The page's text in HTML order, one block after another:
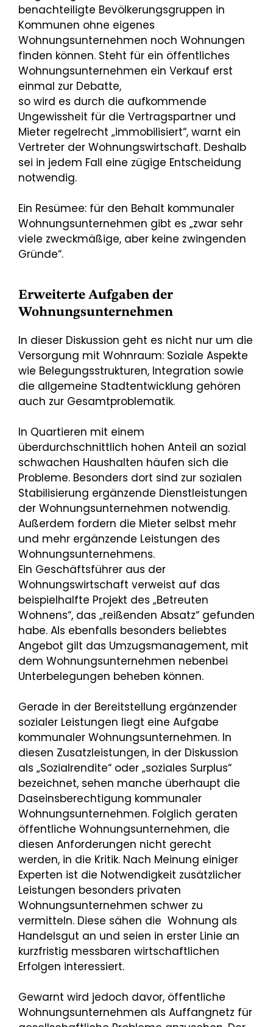
benachteiligte Bevölkerungsgruppen in
Kommunen ohne eigenes
Wohnungsunternehmen noch Wohnungen
finden können. Steht für ein öffentliches
Wohnungsunternehmen ein Verkauf erst
einmal zur Debatte,
so wird es durch die aufkommende
Ungewissheit für die Vertragspartner und
Mieter regelrecht „immobilisiert“, warnt ein
Vertreter der Wohnungswirtschaft. Deshalb
sei in jedem Fall eine zügige Entscheidung
notwendig.
Ein Resümee: für den Behalt kommunaler
Wohnungsunternehmen gibt es „zwar sehr
viele zweckmäßige, aber keine zwingenden
Gründe“.
Erweiterte Aufgaben der
Wohnungsunternehmen
In dieser Diskussion geht es nicht nur um die
Versorgung mit Wohnraum: Soziale Aspekte
wie Belegungsstrukturen, Integration sowie
die allgemeine Stadtentwicklung gehören
auch zur Gesamtproblematik.
In Quartieren mit einem
überdurchschnittlich hohen Anteil an sozial
schwachen Haushalten häufen sich die
Probleme. Besonders dort sind zur sozialen
Stabilisierung ergänzende Dienstleistungen
der Wohnungsunternehmen notwendig.
Außerdem fordern die Mieter selbst mehr
und mehr ergänzende Leistungen des
Wohnungsunternehmens.
Ein Geschäftsführer aus der
Wohnungswirtschaft verweist auf das
beispielhalfte Projekt des „Betreuten
Wohnens“, das „reißenden Absatz“ gefunden
habe. Als ebenfalls besonders beliebtes
Angebot gilt das Umzugsmanagement, mit
dem Wohnungsunternehmen nebenbei
Unterbelegungen beheben können.
Gerade in der Bereitstellung ergänzender
sozialer Leistungen liegt eine Aufgabe
kommunaler Wohnungsunternehmen. In
diesen Zusatzleistungen, in der Diskussion
als „Sozialrendite“ oder „soziales Surplus“
bezeichnet, sehen manche überhaupt die
Daseinsberechtigung kommunaler
Wohnungsunternehmen. Folglich geraten
öffentliche Wohnungsunternehmen, die
diesen Anforderungen nicht gerecht
werden, in die Kritik. Nach Meinung einiger
Experten ist die Notwendigkeit zusätzlicher
Leistungen besonders privaten
Wohnungsunternehmen schwer zu
vermitteln. Diese sähen die Wohnung als
Handelsgut an und seien in erster Linie an
kurzfristig messbaren wirtschaftlichen
Erfolgen interessiert.
Gewarnt wird jedoch davor, öffentliche
Wohnungsunternehmen als Auffangnetz für